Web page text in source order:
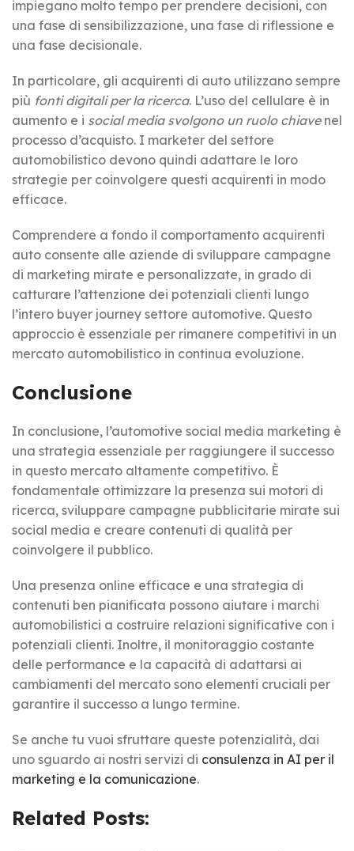
impiegano molto tempo per prendere decisioni, con
una fase di sensibilizzazione, una fase di riflessione e
una fase decisionale.
In particolare, gli acquirenti di auto utilizzano sempre
più fonti digitali per la ricerca. L’uso del cellulare è in
aumento e i social media svolgono un ruolo chiavenel
processo d’acquisto. I marketer del settore
automobilistico devono quindi adattare le loro
strategie per coinvolgere questi acquirenti in modo
efficace.
Comprendere a fondo il comportamento acquirenti
auto consente alle aziende di sviluppare campagne
di marketing mirate e personalizzate, in grado di
catturare l’attenzione dei potenziali clienti lungo
l’intero buyer journey settore automotive. Questo
approccio è essenziale per rimanere competitivi in un
mercato automobilistico in continua evoluzione.
Conclusione
In conclusione, l’automotive social media marketing è
una strategia essenziale per raggiungere il successo
in questo mercato altamente competitivo. È
fondamentale ottimizzare la presenza sui motori di
ricerca, sviluppare campagne pubblicitarie mirate sui
social media e creare contenuti di qualità per
coinvolgere il pubblico.
Una presenza online efficace e una strategia di
contenuti ben pianificata possono aiutare i marchi
automobilistici a costruire relazioni significative con i
potenziali clienti. Inoltre, il monitoraggio costante
delle performance e la capacità di adattarsi ai
cambiamenti del mercato sono elementi cruciali per
garantire il successo a lungo termine.
Se anche tu vuoi sfruttare queste potenzialità, dai
uno sguardo ai nostri servizi di consulenza in AI per il
marketing e la comunicazione.
Related Posts: